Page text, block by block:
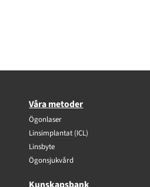
Våra metoder
Ögonlaser
Linsimplantat (ICL)
Linsbyte
Ögonsjukvård